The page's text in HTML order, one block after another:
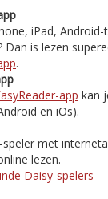
iPad,
Dan is lezen
.
app kan
en iOs).
met
lezen.
Daisy-spelers